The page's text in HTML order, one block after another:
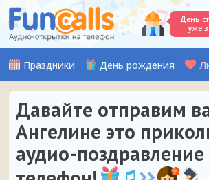
День
уже
Праздники День рождения
Давайте отправим
Ангелине это
аудио-поздравление